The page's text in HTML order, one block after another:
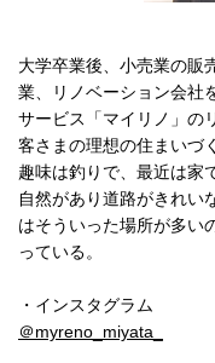
大学卒業後、小売業の販
業、リノベーション会社
サービス「マイリノ」の
客さまの理想の住まいづ
趣味は釣りで、最近は家
自然があり道路がきれい
はそういった場所が多い
っている。
・インスタグラム
＠myreno_miyata_